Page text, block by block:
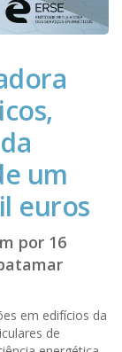
um
euros
por 16
em edifícios da
de